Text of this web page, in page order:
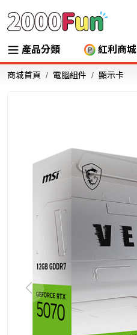
產品分類 紅利商城
商城首頁 電腦組件 顯示卡